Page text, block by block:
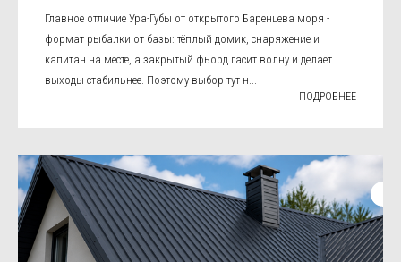
Главное отличие Ура-Губы от открытого Баренцева моря -
формат рыбалки от базы: тёплый домик, снаряжение и
капитан на месте, а закрытый фьорд гасит волну и делает
выходы стабильнее. Поэтому выбор тут н...
ПОДРОБНЕЕ